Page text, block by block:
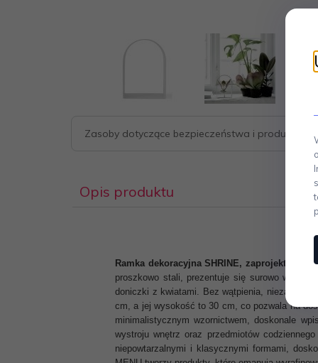
Zasoby dotyczące bezpieczeństwa i produktów
Opis produktu
Ramka dekoracyjna SHRINE,
proszkowo stali, prezentuje się surowo w
doniczki z kwiatami. Bez wątpienia,
cm, a jej wysokość to 30 cm, co pozwala na
minimalistycznym wzornictwem, doskonale
wystroju wnętrz oraz przedmiotów
niepowtarzalnymi i klasycznymi formami,